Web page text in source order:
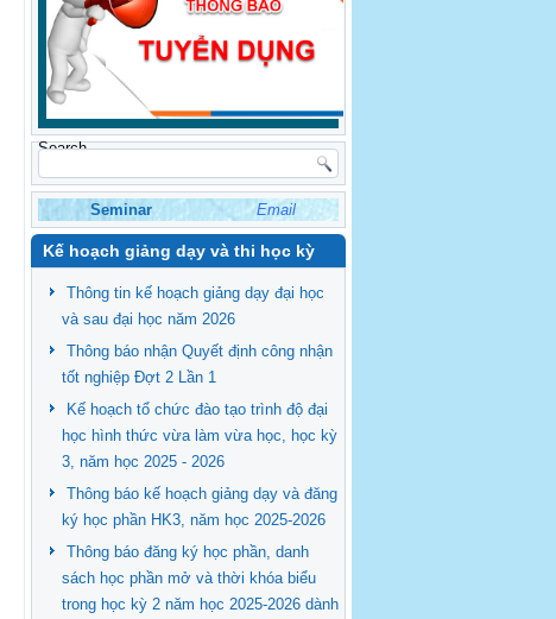
Search
Seminar Email
Kế hoạch giảng dạy và thi học kỳ
Thông tin kế hoạch giảng dạy đại học
và sau đại học năm 2026
Thông báo nhận Quyết định công nhận
tốt nghiệp Đợt 2 Lần 1
Kế hoạch tổ chức đào tạo trình độ đại
học hình thức vừa làm vừa học, học kỳ
3, năm học 2025 - 2026
Thông báo kế hoạch giảng dạy và đăng
ký học phần HK3, năm học 2025-2026
Thông báo đăng ký học phần, danh
sách học phần mở và thời khóa biểu
trong học kỳ 2 năm học 2025-2026 dành